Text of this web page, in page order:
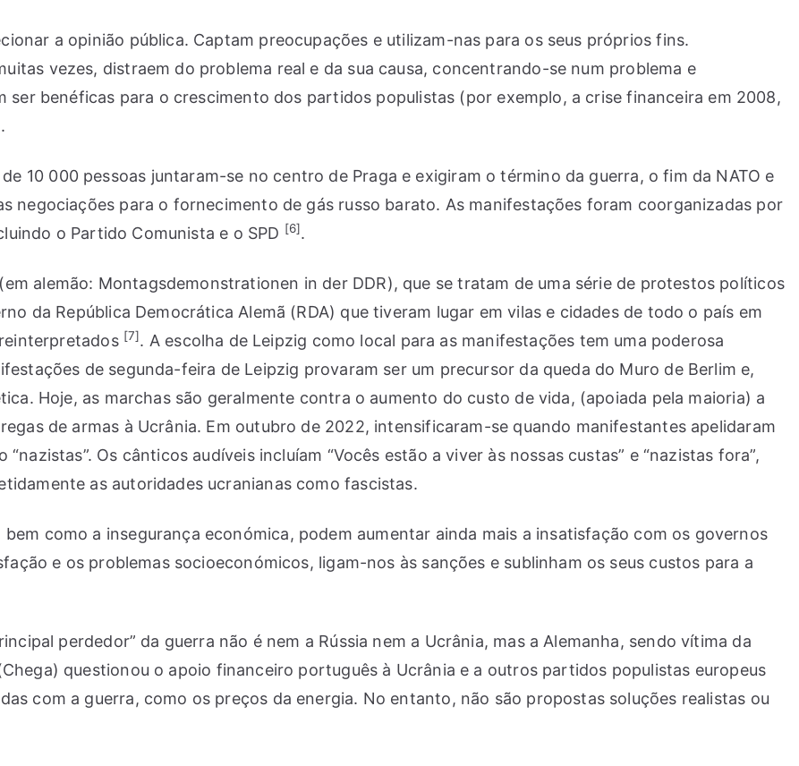
a opinião pública. Captam preocupações e utilizam-nas para os seus próprios fins.
vezes, distraem do problema real e da sua causa, concentrando-se num problema e
ser benéficas para o crescimento dos partidos populistas (por exemplo, a crise financeira em 2008,
10 000 pessoas juntaram-se no centro de Praga e exigiram o término da guerra, o fim da NATO e
negociações para o fornecimento de gás russo barato. As manifestações foram coorganizadas por
o Partido Comunista e o SPD [6].
alemão: Montagsdemonstrationen in der DDR), que se tratam de uma série de protestos políticos
da República Democrática Alemã (RDA) que tiveram lugar em vilas e cidades de todo o país em
[7]. A escolha de Leipzig como local para as manifestações tem uma poderosa
de segunda-feira de Leipzig provaram ser um precursor da queda do Muro de Berlim e,
Hoje, as marchas são geralmente contra o aumento do custo de vida, (apoiada pela maioria) a
de armas à Ucrânia. Em outubro de 2022, intensificaram-se quando manifestantes apelidaram
Os cânticos audíveis incluíam “Vocês estão a viver às nossas custas” e “nazistas fora”,
as autoridades ucranianas como fascistas.
como a insegurança económica, podem aumentar ainda mais a insatisfação com os governos
e os problemas socioeconómicos, ligam-nos às sanções e sublinham os seus custos para a
perdedor” da guerra não é nem a Rússia nem a Ucrânia, mas a Alemanha, sendo vítima da
questionou o apoio financeiro português à Ucrânia e a outros partidos populistas europeus
com a guerra, como os preços da energia. No entanto, não são propostas soluções realistas ou